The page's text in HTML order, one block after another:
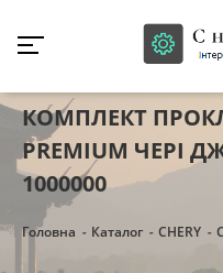
КОМПЛЕКТ
PREMIUM ЧЕРІ
1000000
Головна Каталог CHERY